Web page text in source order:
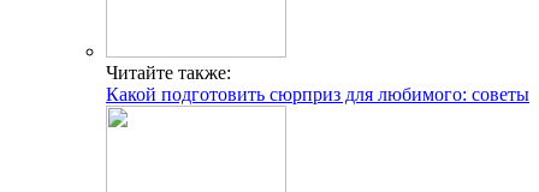
Читайте также:
Какой подготовить сюрприз для любимого: советы